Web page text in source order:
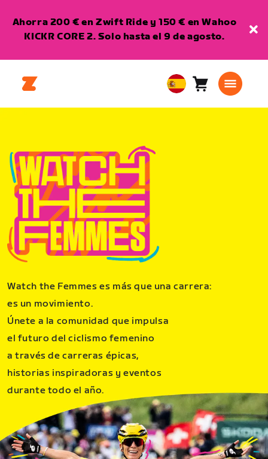
Ahorra 200 € en Zwift Ride y 150 € en Wahoo
KICKR CORE 2. Solo hasta el 9 de agosto.
European
Union
Carro0
Watch the Femmes es más que una carrera:
es un movimiento.
Únete a la comunidad que impulsa
el futuro del ciclismo femenino
a través de carreras épicas,
historias inspiradoras y eventos
durante todo el año.